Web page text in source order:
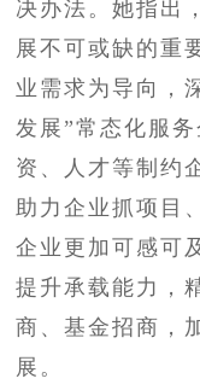
决办法。她指出
展不可或缺的重
业需求为导向，
发展”常态化服
资、人才等制约
助力企业抓项目
企业更加可感可
提升承载能力，
商、基金招商，
展。